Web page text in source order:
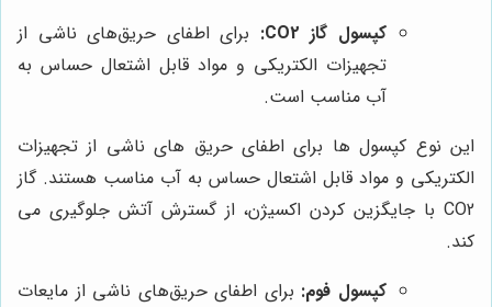
کپسول گاز CO2:
برای اطفای حریق‌های ناشی از
تجهیزات الکتریکی و مواد قابل اشتعال حساس به
آب مناسب است.
این نوع کپسول ها برای اطفای حریق های ناشی از تجهیزات
الکتریکی و مواد قابل اشتعال حساس به آب مناسب هستند. گاز
CO2 با جایگزین کردن اکسیژن، از گسترش آتش جلوگیری می
کند.
کپسول فوم: برای اطفای حریق‌های ناشی از مایعات